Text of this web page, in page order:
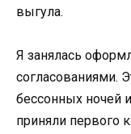
выгула.
Я занялась
согласованиями.
бессонных ночей
приняли первого